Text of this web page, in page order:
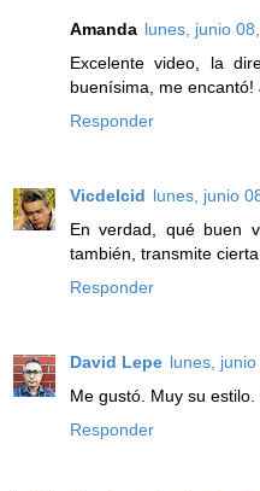
Amanda lunes, junio
Excelente video, la
buenísima, me
Responder
Vicdelcid lunes, junio
En verdad, qué buen
también, transmite cierta
Responder
David Lepe lunes,
Me gustó. Muy su estilo.
Responder